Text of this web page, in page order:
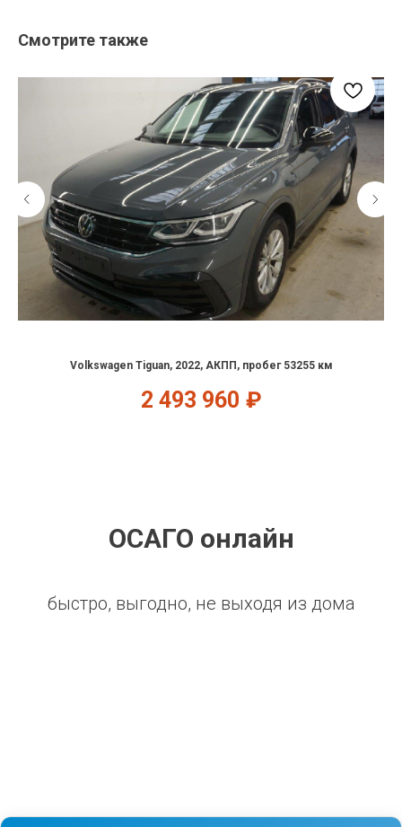
Смотрите также
Volkswagen Tiguan, 2022, АКПП, пробег 53255 км
2 493 960 ₽
ОСАГО онлайн
быстро, выгодно, не выходя из дома